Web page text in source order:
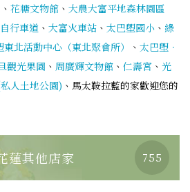
、 花糖文物館 、 大農大富平地森林園區
行車道 、 大富火車站 、 太巴塱國小 、 綠
東北活動中心（東北聚會所） 、 太巴塱‧
觀光果園 、 周廣輝文物館 、 仁壽宮 、 光
人土地公園) 、馬太鞍拉藍的家歡迎您的
蓮其他店家 755